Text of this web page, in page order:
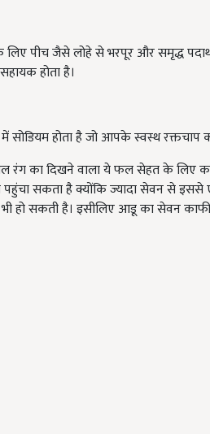
लिए पीच जैसे लोहे से भरपूर और समृद्ध
होता है।
सोडियम होता है जो आपके स्वस्थ रक्तचाप
रंग का दिखने वाला ये फल सेहत के लिए
पहुंचा सकता है क्योंकि ज्यादा सेवन से
हो सकती है। इसीलिए आडू का सेवन